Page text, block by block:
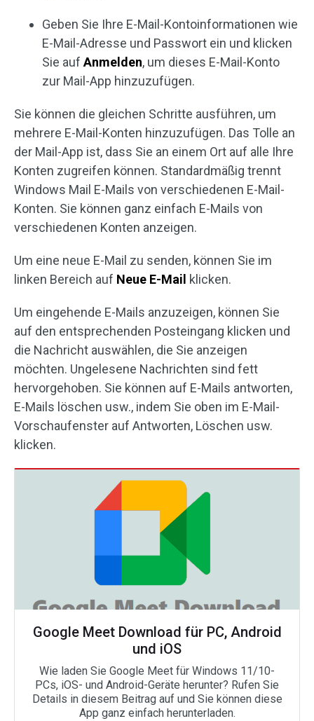
Geben Sie Ihre E-Mail-Kontoinformationen wie
E-Mail-Adresse und Passwort ein und klicken
Sie aufAnmelden, um dieses E-Mail-Konto
zur Mail-App hinzuzufügen.
Sie können die gleichen Schritte ausführen, um
mehrere E-Mail-Konten hinzuzufügen. Das Tolle an
der Mail-App ist, dass Sie an einem Ort auf alle Ihre
Konten zugreifen können. Standardmäßig trennt
Windows Mail E-Mails von verschiedenen E-Mail-
Konten. Sie können ganz einfach E-Mails von
verschiedenen Konten anzeigen.
Um eine neue E-Mail zu senden, können Sie im
linken Bereich auf Neue E-Mail klicken.
Um eingehende E-Mails anzuzeigen, können Sie
auf den entsprechenden Posteingang klicken und
die Nachricht auswählen, die Sie anzeigen
möchten. Ungelesene Nachrichten sind fett
hervorgehoben. Sie können auf E-Mails antworten,
E-Mails löschen usw., indem Sie oben im E-Mail-
Vorschaufenster auf Antworten, Löschen usw.
klicken.
Google Meet Download für PC, Android
und iOS
Wie laden Sie Google Meet für Windows 11/10-
PCs, iOS- und Android-Geräte herunter? Rufen Sie
Details in diesem Beitrag auf und Sie können diese
App ganz einfach herunterladen.